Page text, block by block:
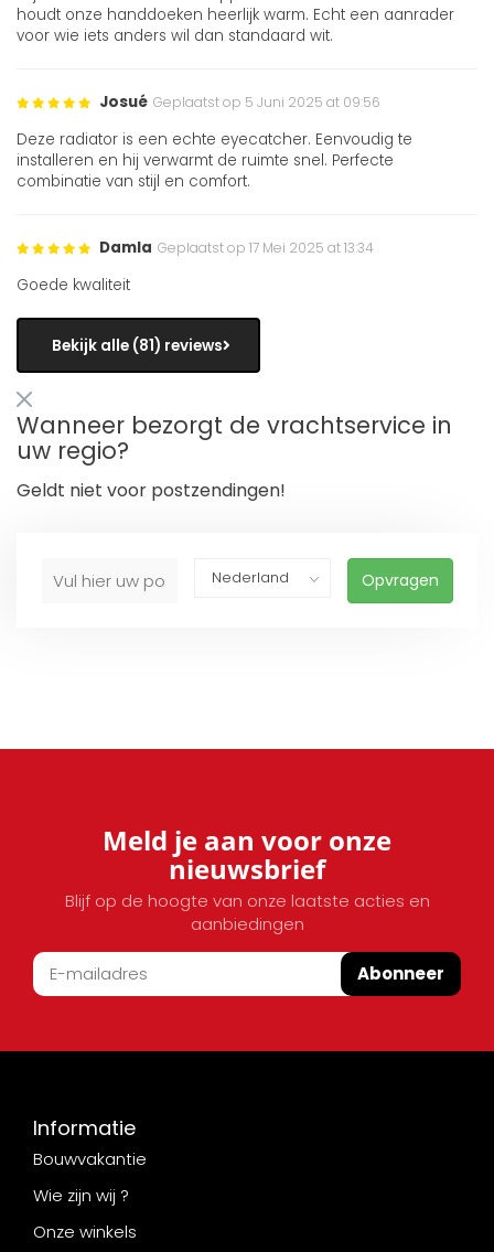
houdt onze handdoeken heerlijk warm. Echt een aanrader
voor wie iets anders wil dan standaard wit.
Josué Geplaatst op 5 Juni 2025 at 09:56
Deze radiator is een echte eyecatcher. Eenvoudig te
installeren en hij verwarmt de ruimte snel. Perfecte
combinatie van stijl en comfort.
Damla Geplaatst op 17 Mei 2025 at 13:34
Goede kwaliteit
Bekijk alle (81) reviews
Wanneer bezorgt de vrachtservice in
uw regio?
Geldt niet voor postzendingen!
Opvragen
Meld je aan voor onze
nieuwsbrief
Blijf op de hoogte van onze laatste acties en
aanbiedingen
Abonneer
Informatie
Bouwvakantie
Wie zijn wij ?
Onze winkels